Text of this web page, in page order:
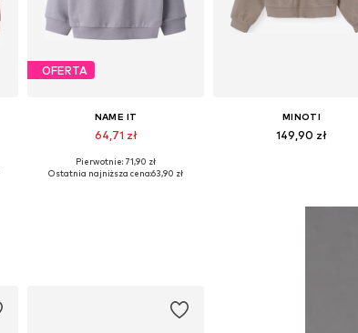
OFERTA
NAME IT
64,71 zł
Dostępne w różnych rozmiarach
Pierwotnie: 71,90 zł
Ostatnia najniższa cena:63,90 zł
MINOTI
149,90 zł